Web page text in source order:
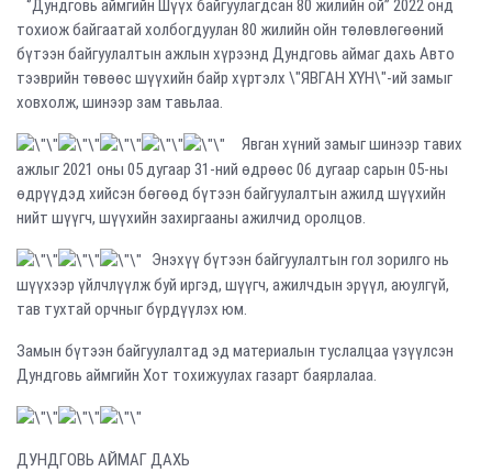
‘’Дундговь аймгийн Шүүх байгуулагдсан 80 жилийн ой’’ 2022 онд
тохиож байгаатай холбогдуулан 80 жилийн ойн төлөвлөгөөний
бүтээн байгуулалтын ажлын хүрээнд Дундговь аймаг дахь Авто
тээврийн төвөөс шүүхийн байр хүртэлх \"ЯВГАН ХҮН\"-ий замыг
ховхолж, шинээр зам тавьлаа.
Явган хүний замыг шинээр тавих
ажлыг 2021 оны 05 дугаар 31-ний өдрөөс 06 дугаар сарын 05-ны
өдрүүдэд хийсэн бөгөөд бүтээн байгуулалтын ажилд шүүхийн
нийт шүүгч, шүүхийн захиргааны ажилчид оролцов.
Энэхүү бүтээн байгуулалтын гол зорилго нь
шүүхээр үйлчлүүлж буй иргэд, шүүгч, ажилчдын эрүүл, аюулгүй,
тав тухтай орчныг бүрдүүлэх юм.
Замын бүтээн байгуулалтад эд материалын туслалцаа үзүүлсэн
Дундговь аймгийн Хот тохижуулах газарт баярлалаа.
ДУНДГОВЬ АЙМАГ ДАХЬ